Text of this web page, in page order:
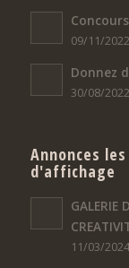
09/11/
Donnez
30/08/
Annonces
d'affichage
GALERIE
11/03/